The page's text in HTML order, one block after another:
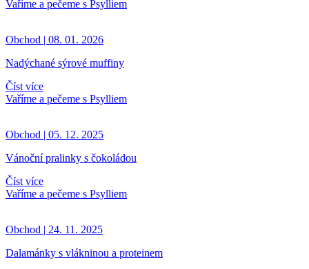
Vaříme a pečeme s Psylliem
Obchod | 08. 01. 2026
Nadýchané sýrové muffiny
Číst více
Vaříme a pečeme s Psylliem
Obchod | 05. 12. 2025
Vánoční pralinky s čokoládou
Číst více
Vaříme a pečeme s Psylliem
Obchod | 24. 11. 2025
Dalamánky s vlákninou a proteinem